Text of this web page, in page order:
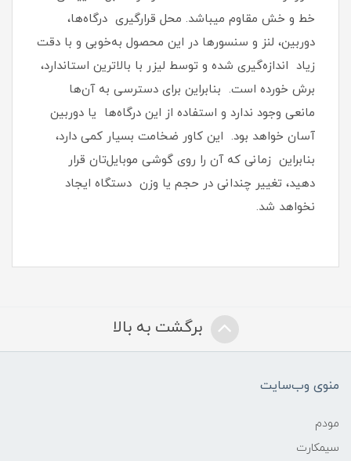
خط و خش مقاوم میباشد.‏ محل قرارگیری درگاه‌ها،
دوربین، لنز و سنسورها در این محصول به‌خوبی و با دقت
زیاد اندازه‌گیری شده و توسط لیزر با بالاترین استاندارد،
برش خورده است‏.‏ بنابراین برای دسترسی به آن‌ها
مانعی وجود ندارد و استفاده از این درگاه‌ها یا دوربین
آسان خواهد بود‏.‏ این کاور ضخامت بسیار کمی دارد،
بنابراین زمانی که آن را روی گوشی موبایل‌تان قرار
دهید، تغییر چندانی در حجم یا وزن دستگاه ایجاد
نخواهد شد‏.‏
برگشت به بالا
منوی وب‌سایت
مودم
سیمکارت